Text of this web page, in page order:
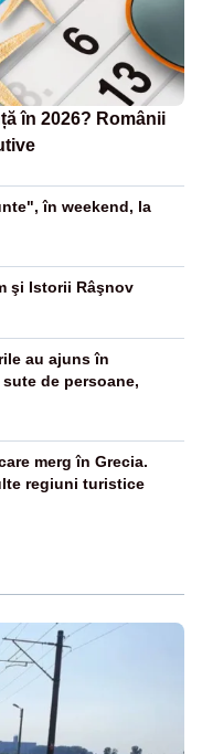
în 2026? Românii
în weekend, la
şi Istorii Râşnov
au ajuns în
de persoane,
merg în Grecia.
regiuni turistice